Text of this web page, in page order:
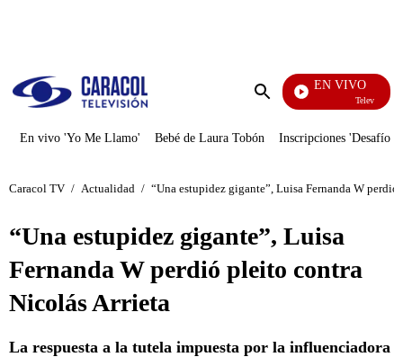
Enviar
EN VIVO
Televentas
En vivo 'Yo Me Llamo' Bebé de Laura Tobón Inscripciones 'Desafío'
Caracol TV / Actualidad / “Una estupidez gigante”, Luisa Fernanda W
“Una estupidez gigante”, Luisa
Fernanda W perdió pleito contra
Nicolás Arrieta
La respuesta a la tutela impuesta por la influenciadora